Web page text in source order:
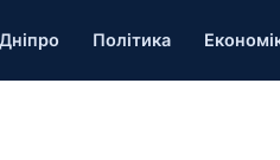
Політика